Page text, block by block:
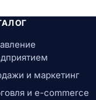
и маркетинг
и e-commerce